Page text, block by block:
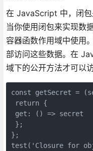
在 JavaScript 中，闭包
当你使用闭包来实现数
容器函数作用域中使用
部访问这些数据。在
域下的公开方法才可以
const getSecret =
return {
get: () => secret
};
};
test('Closure for